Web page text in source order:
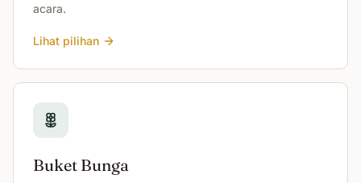
acara.
Lihat pilihan
Buket Bunga